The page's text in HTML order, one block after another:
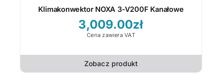
Klimakonwektor NOXA 3-V200F Kanałowe
3,009.00zł
Cena zawiera VAT
Zobacz produkt